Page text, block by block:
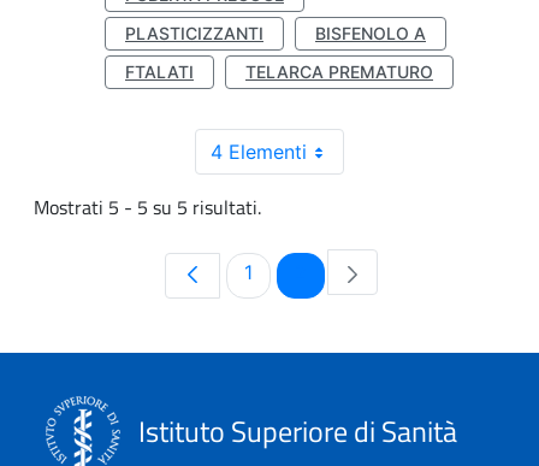
PLASTICIZZANTI
BISFENOLO A
FTALATI
TELARCA PREMATURO
4 Elementi
Mostrati 5 - 5 su 5 risultati.
Pagina
1 Pagina
Istituto Superiore di Sanità